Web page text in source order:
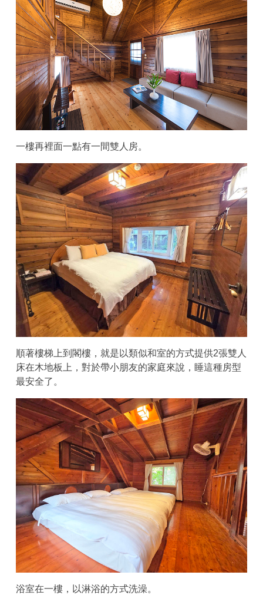
一樓再裡面一點有一間雙人房。
順著樓梯上到閣樓，就是以類似和室的方式提供2張雙人
床在木地板上，對於帶小朋友的家庭來說，睡這種房型
最安全了。
浴室在一樓，以淋浴的方式洗澡。